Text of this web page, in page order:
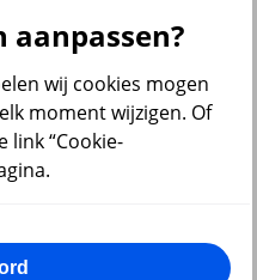
aanpassen?
wij cookies mogen
moment wijzigen. Of
link “Cookie-